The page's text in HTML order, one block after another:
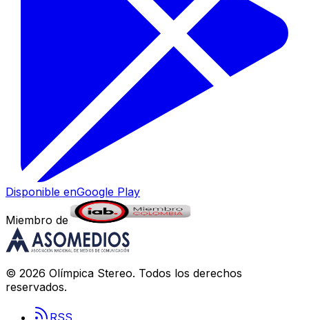
Disponible enGoogle Play
Miembro de
© 2026 Olímpica Stereo. Todos los derechos
reservados.
RSS